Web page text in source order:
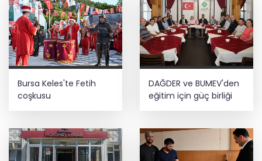
Bursa Keles'te Fetih
coşkusu
DAĞDER ve BUMEV'den
eğitim için güç birliği